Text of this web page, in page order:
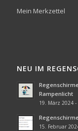
Mein Merkzettel
NEU IM
Rampenlicht
19. März 2024 -
15. Februar